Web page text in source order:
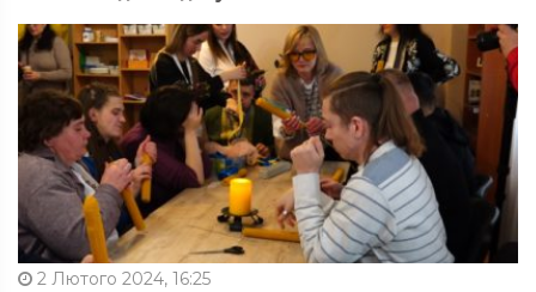
2 Лютого 2024, 16:25